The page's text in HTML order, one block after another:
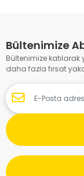
Bültenimize
Bültenimize
daha fazla fırsat